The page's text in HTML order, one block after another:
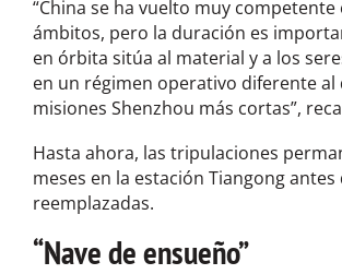
“China se ha vuelto muy competente
ámbitos, pero la duración es
en órbita sitúa al material y a los
en un régimen operativo diferente al
misiones Shenzhou más cortas”,
Hasta ahora, las tripulaciones
meses en la estación Tiangong antes
reemplazadas.
“Nave de ensueño”